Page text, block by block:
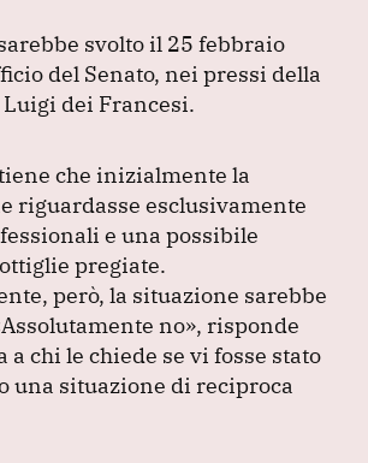
svolto il 25 febbraio
del Senato, nei pressi della
dei Francesi.
che inizialmente la
riguardasse esclusivamente
e una possibile
pregiate.
però, la situazione sarebbe
no», risponde
a chi le chiede se vi fosse stato
una situazione di reciproca